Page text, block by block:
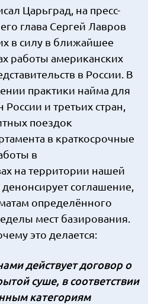
Царьград, на пресс-
глава Сергей Лавров
в силу в ближайшее
работы американских
в России. В
практики найма для
и третьих стран,
поездок
в краткосрочные
в
на территории нашей
соглашение,
определённого
мест базирования.
это делается:
действует договор о
суше, в соответствии
категориям